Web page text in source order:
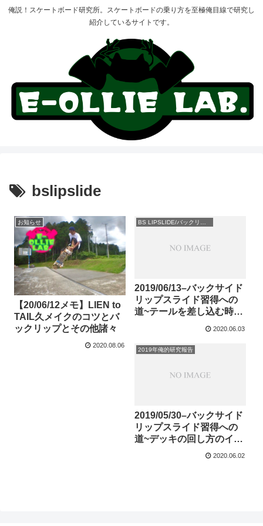
俺説！スケートボード研究所。スケートボードの乗り方を至極俺目線で研究し
紹介しているサイトです。
bslipslide
お知らせ
【20/06/12メモ】LIEN to
TAIL久メイクのコツとバ
ックリップとその他諸々
2020.08.06
BS LIPSLIDE/バックリップ
2019/06/13–バックサイド
リップスライド習得への
道~テールを差し込む時注
2020.06.03
2019年俺的研究報告
2019/05/30–バックサイド
リップスライド習得への
道~デッキの回し方のイメ
2020.06.02